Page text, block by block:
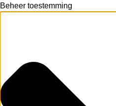
Beheer toestemming